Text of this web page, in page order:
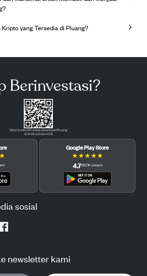
yang Tersedia di Pluang?
Berinvestasi?
Scan kode QR untuk download Pluang
di Android dan iOS.
★
)
Google Play Store
★★★★★
4.7(122.1K ulasan)
sosial
newsletter kami